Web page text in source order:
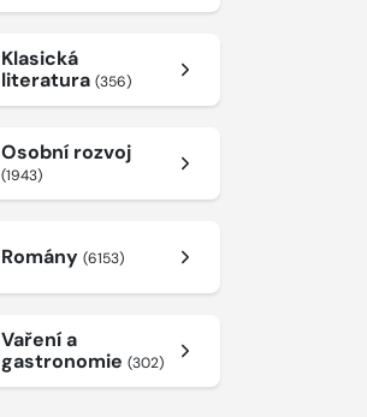
Klasická
literatura (356)
Osobní rozvoj
(1943)
Romány (6153)
Vaření a
gastronomie (302)